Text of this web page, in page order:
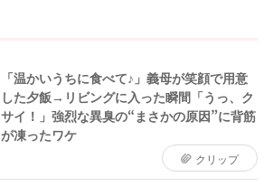
「温かいうちに食べて♪」義母が笑顔で用意
した夕飯→リビングに入った瞬間「うっ、ク
サイ！」強烈な異臭の“まさかの原因”に背筋
が凍ったワケ
クリップ